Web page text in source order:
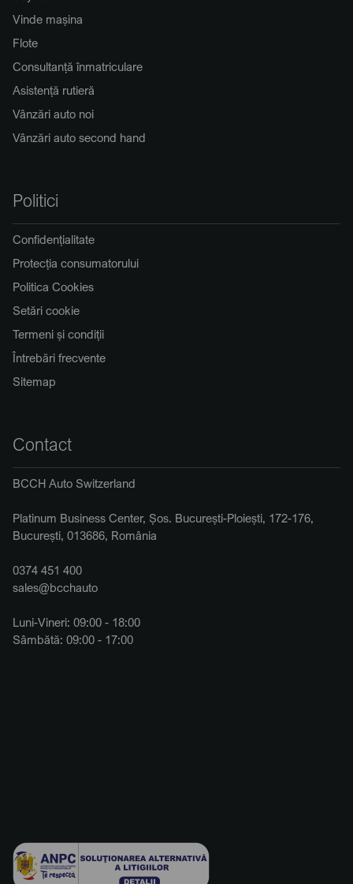
Vinde mașina
Flote
Consultanță înmatriculare
Asistență rutieră
Vânzări auto noi
Vânzări auto second hand
Politici
Confidențialitate
Protecția consumatorului
Politica Cookies
Setări cookie
Termeni și condiții
Întrebări frecvente
Sitemap
Contact
BCCH Auto Switzerland
Platinum Business Center, Șos. București-Ploiești, 172-176,
București, 013686, România
0374 451 400
sales@bcchauto
Luni-Vineri: 09:00 - 18:00
Sâmbătă: 09:00 - 17:00